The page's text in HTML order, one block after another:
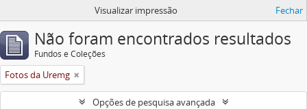
Visualizar impressão Fechar
Não foram encontrados resultados
Fundos e Coleções
Fotos da Uremg
Opções de pesquisa avançada